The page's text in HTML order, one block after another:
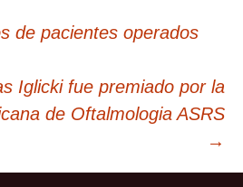
de pacientes operados
Iglicki fue premiado por la
de Oftalmologia ASRS
→